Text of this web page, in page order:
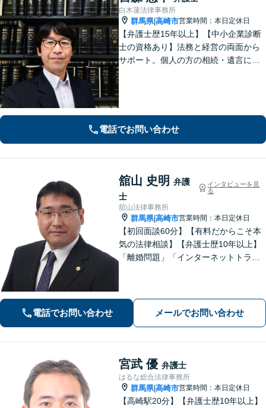
白木蓮法律事務所
群馬県|高崎市営業時間：本日定休日
【弁護士歴15年以上】【中小企業診断
士の資格あり】法務と経営の両面から
サポート。個人の方の相続・遺言にも
提供。
電話でお問い合わせ
舘山 史明 弁護
士
インタビューを見
る
舘山法律事務所
群馬県|高崎市営業時間：本日定休日
【初回面談60分】【有料だからこそ本
気の法律相談】【弁護士歴10年以上】
「離婚問題」「インターネットトラブ
を展開します【高崎駅徒歩15分】
電話でお問い合わせ メールでお問い合わせ
宮武 優 弁護士
はるな総合法律事務所
群馬県|高崎市営業時間：本日定休日
【高崎駅20分】【弁護士歴10年以上】